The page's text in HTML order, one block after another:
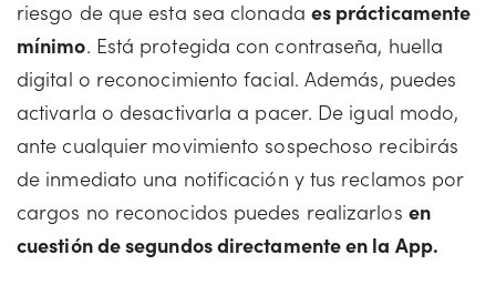
riesgo de que esta sea clonada es prácticamente
mínimo. Está protegida con contraseña, huella
digital o reconocimiento facial. Además, puedes
activarla o desactivarla a pacer. De igual modo,
ante cualquier movimiento sospechoso recibirás
de inmediato una notificación y tus reclamos por
cargos no reconocidos puedes realizarlos en
cuestión de segundos directamente en la App.